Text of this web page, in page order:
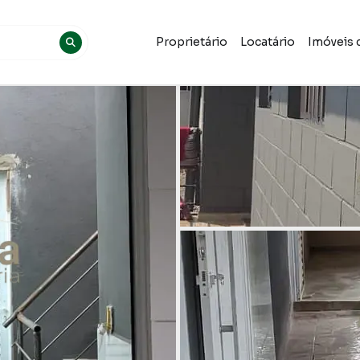
Proprietário Locatário Imóveis